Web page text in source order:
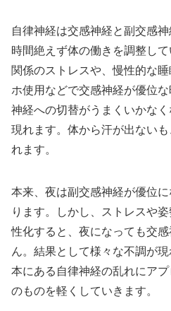
自律神経は交感神経と副交感
時間絶えず体の働きを調整し
関係のストレスや、慢性的な
ホ使用などで交感神経が優位
神経への切替がうまくいかな
現れます。体から汗が出ない
れます。
本来、夜は副交感神経が優位
ります。しかし、ストレスや
性化すると、夜になっても交
ん。結果として様々な不調が
本にある自律神経の乱れにア
のものを軽くしていきます。